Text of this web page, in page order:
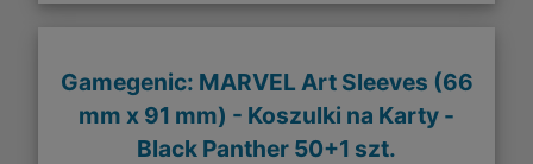
Gamegenic: MARVEL Art Sleeves (66
mm x 91 mm) - Koszulki na Karty -
Black Panther 50+1 szt.